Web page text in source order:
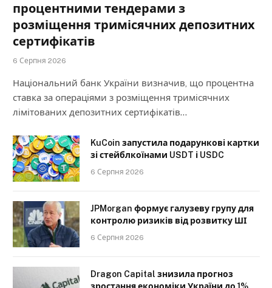
процентними тендерами з
розміщення тримісячних депозитних
сертифікатів
6 Серпня 2026
Національний банк України визначив, що процентна
ставка за операціями з розміщення тримісячних
лімітованих депозитних сертифікатів…
KuCoin запустила подарункові картки
зі стейблкоїнами USDT і USDC
6 Серпня 2026
JPMorgan формує галузеву групу для
контролю ризиків від розвитку ШІ
6 Серпня 2026
Dragon Capital знизила прогноз
зростання економіки України до 1%